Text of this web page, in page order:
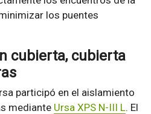
los puentes
cubierta, cubierta
participó en el aislamiento
mediante Ursa XPS N-III L. El